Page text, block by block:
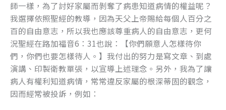
b
o
o
k
n
g
er
師一樣，為了討好家屬而剝奪了病患知道病情的權益呢？
我選擇依照聖經的教導，因為天父上帝賜給每個人百分之
百的自由意志，所以我也應該尊重病人的自由意志，更何
況聖經在路加福音6：31也說：【你們願意人怎樣待你
們，你們也要怎樣待人。】我付出的努力是寫文章、到處
演講、印製衛教單張，以宣導上述理念。另外，我為了讓
病人有權利知道病情，常常違反家屬的根深蒂固的觀念，
因而經常被投訴，例如：